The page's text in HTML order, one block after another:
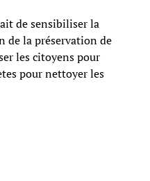
de sensibiliser la
de la préservation de
les citoyens pour
pour nettoyer les